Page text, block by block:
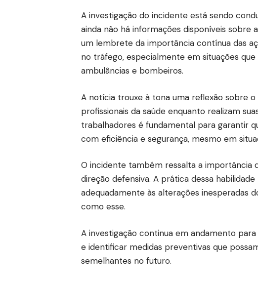
A investigação do incidente está sendo
ainda não há informações disponíveis sobre
um lembrete da importância contínua das
no tráfego, especialmente em situações
ambulâncias e bombeiros.
A notícia trouxe à tona uma reflexão sobre
profissionais da saúde enquanto realizam
trabalhadores é fundamental para garantir
com eficiência e segurança, mesmo em
O incidente também ressalta a importância
direção defensiva. A prática dessa
adequadamente às alterações inesperadas
como esse.
A investigação continua em andamento
e identificar medidas preventivas que
semelhantes no futuro.